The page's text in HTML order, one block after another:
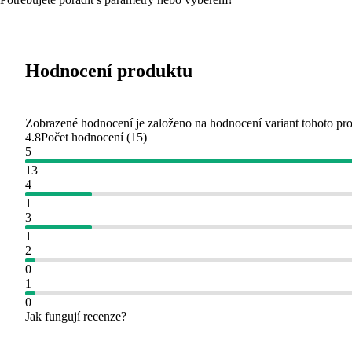
Hodnocení produktu
Zobrazené hodnocení je založeno na hodnocení variant tohoto
4.8Počet hodnocení(15)
5
13
4
1
3
1
2
0
1
0
Jak fungují recenze?